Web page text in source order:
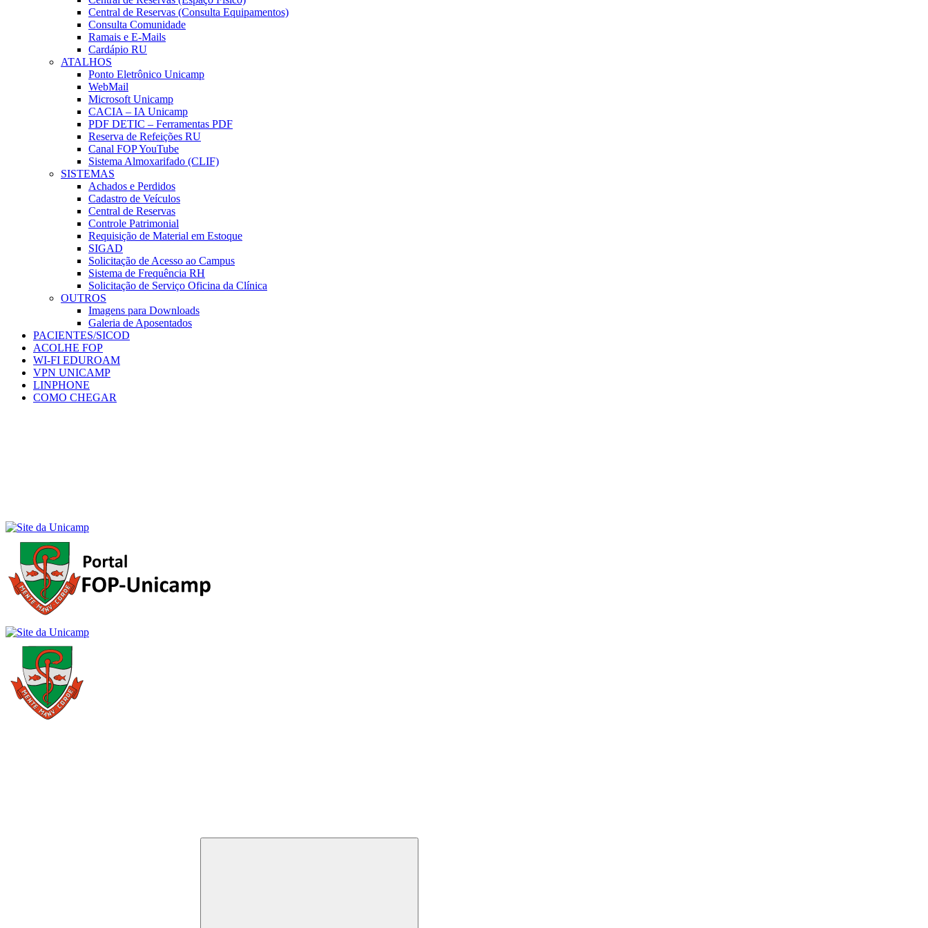
Central de Reservas (Consulta Equipamentos)
Consulta Comunidade
Ramais e E-Mails
Cardápio RU
ATALHOS
Ponto Eletrônico Unicamp
WebMail
Microsoft Unicamp
CACIA – IA Unicamp
PDF DETIC – Ferramentas PDF
Reserva de Refeições RU
Canal FOP YouTube
Sistema Almoxarifado (CLIF)
SISTEMAS
Achados e Perdidos
Cadastro de Veículos
Central de Reservas
Controle Patrimonial
Requisição de Material em Estoque
SIGAD
Solicitação de Acesso ao Campus
Sistema de Frequência RH
Solicitação de Serviço Oficina da Clínica
OUTROS
Imagens para Downloads
Galeria de Aposentados
PACIENTES/SICOD
ACOLHE FOP
WI-FI EDUROAM
VPN UNICAMP
LINPHONE
COMO CHEGAR